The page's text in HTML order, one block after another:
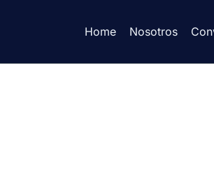
Home Nosotros